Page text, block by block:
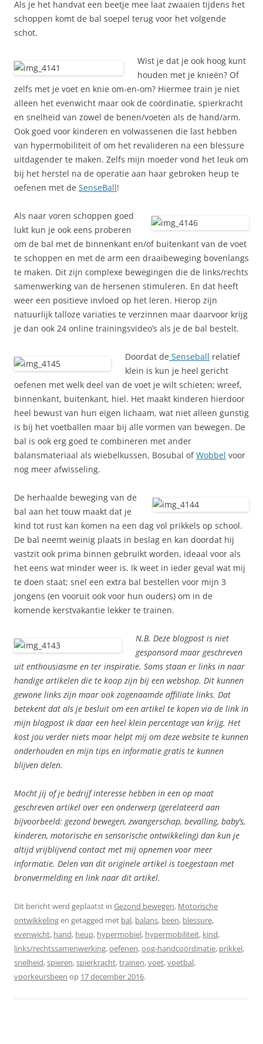
Als je het handvat een beetje mee laat zwaaien tijdens het
schoppen komt de bal soepel terug voor het volgende
schot.
Wist je dat je ook hoog kunt
houden met je knieën? Of
zelfs met je voet en knie om-en-om? Hiermee train je niet
alleen het evenwicht maar ook de coördinatie, spierkracht
en snelheid van zowel de benen/voeten als de hand/arm.
Ook goed voor kinderen en volwassenen die last hebben
van hypermobiliteit of om het revalideren na een blessure
uitdagender te maken. Zelfs mijn moeder vond het leuk om
bij het herstel na de operatie aan haar gebroken heup te
oefenen met de SenseBall!
Als naar voren schoppen goed
lukt kun je ook eens proberen
om de bal met de binnenkant en/of buitenkant van de voet
te schoppen en met de arm een draaibeweging bovenlangs
te maken. Dit zijn complexe bewegingen die de links/rechts
samenwerking van de hersenen stimuleren. En dat heeft
weer een positieve invloed op het leren. Hierop zijn
natuurlijk talloze variaties te verzinnen maar daarvoor krijg
je dan ook 24 online trainingsvideo’s als je de bal bestelt.
Doordat de Senseball relatief
klein is kun je heel gericht
oefenen met welk deel van de voet je wilt schieten; wreef,
binnenkant, buitenkant, hiel. Het maakt kinderen hierdoor
heel bewust van hun eigen lichaam, wat niet alleen gunstig
is bij het voetballen maar bij alle vormen van bewegen. De
bal is ook erg goed te combineren met ander
balansmateriaal als wiebelkussen, Bosubal ofWobbel voor
nog meer afwisseling.
De herhaalde beweging van de
bal aan het touw maakt dat je
kind tot rust kan komen na een dag vol prikkels op school.
De bal neemt weinig plaats in beslag en kan doordat hij
vastzit ook prima binnen gebruikt worden, ideaal voor als
het eens wat minder weer is. Ik weet in ieder geval wat mij
te doen staat; snel een extra bal bestellen voor mijn 3
jongens (en vooruit ook voor hun ouders) om in de
komende kerstvakantie lekker te trainen.
N.B. Deze blogpost is niet
gesponsord maar geschreven
uit enthousiasme en ter inspiratie. Soms staan er links in naar
handige artikelen die te koop zijn bij een webshop. Dit kunnen
gewone links zijn maar ook zogenaamde affiliate links. Dat
betekent dat als je besluit om een artikel te kopen via de link in
mijn blogpost ik daar een heel klein percentage van krijg. Het
kost jou verder niets maar helpt mij om deze website te kunnen
onderhouden en mijn tips en informatie gratis te kunnen
blijven delen.
Mocht jij of je bedrijf interesse hebben in een op maat
geschreven artikel over een onderwerp (gerelateerd aan
bijvoorbeeld: gezond bewegen, zwangerschap, bevalling, baby’s,
kinderen, motorische en sensorische ontwikkeling) dan kun je
altijd vrijblijvend contact met mij opnemen voor meer
informatie. Delen van dit originele artikel is toegestaan met
bronvermelding en link naar dit artikel.
Dit bericht werd geplaatst in Gezond bewegen, Motorische
ontwikkelingen getagged met bal, balans, been, blessure,
evenwicht, hand, heup, hypermobiel, hypermobiliteit, kind,
links/rechtssamenwerking,oefenen,oog-handcoördinatie, prikkel,
snelheid,spieren,spierkracht,trainen,voet,voetbal,
voorkeursbeen op 17 december 2016.